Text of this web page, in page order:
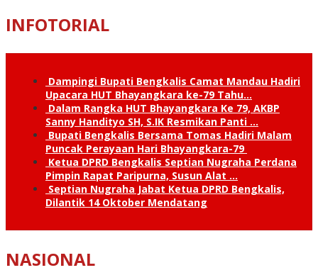
INFOTORIAL
Dampingi Bupati Bengkalis Camat Mandau Hadiri
Upacara HUT Bhayangkara ke-79 Tahu…
Dalam Rangka HUT Bhayangkara Ke 79, AKBP
Sanny Handityo SH, S.IK Resmikan Panti …
Bupati Bengkalis Bersama Tomas Hadiri Malam
Puncak Perayaan Hari Bhayangkara-79
Ketua DPRD Bengkalis Septian Nugraha Perdana
Pimpin Rapat Paripurna, Susun Alat …
Septian Nugraha Jabat Ketua DPRD Bengkalis,
Dilantik 14 Oktober Mendatang
NASIONAL